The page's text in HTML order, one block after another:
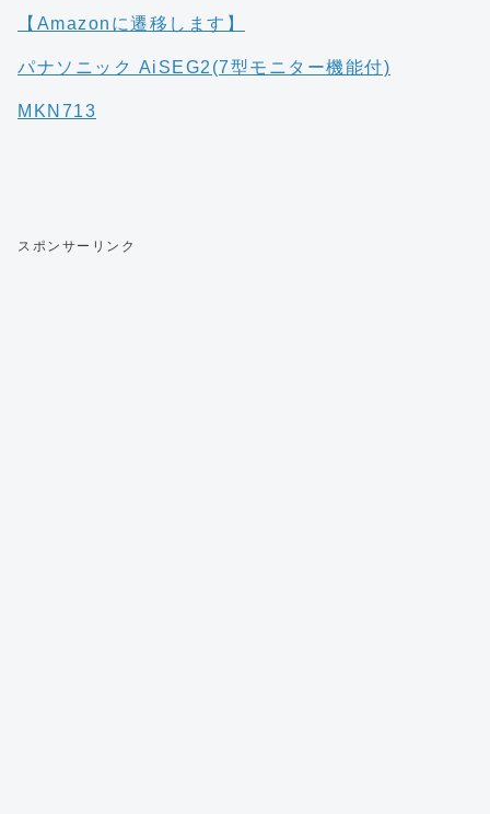
【Amazonに遷移します】
パナソニック AiSEG2(7型モニター機能付)
MKN713
スポンサーリンク